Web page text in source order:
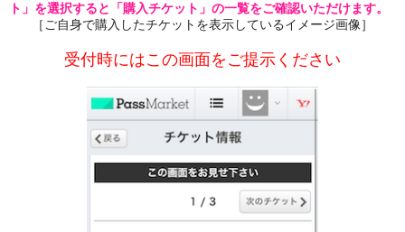
ト」を選択すると「購入チケット」の一覧をご確認いただけます。
［ご自身で購入したチケットを表示しているイメージ画像］
受付時にはこの画面をご提示ください